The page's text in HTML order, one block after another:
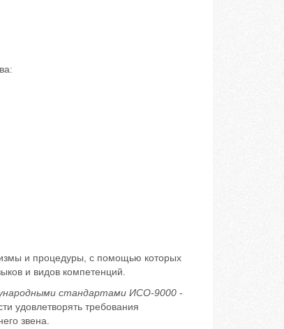
и процедуры, с помощью которых
и видов компетенций.
стандартами ИСО-9000-
удовлетворять требования
звена.